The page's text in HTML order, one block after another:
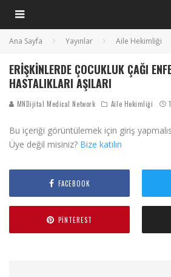
Ana Sayfa Yayınlar Aile Hekimliği
ERIŞKINLERDE ÇOCUKLUK ÇAĞI
HASTALIKLARI AŞILARI
MNDijital Medical Network Aile Hekimliği
Bu içeriği görüntülemek için giriş
Üye değil misiniz? Bize katılın
FACEBOOK
PINTEREST